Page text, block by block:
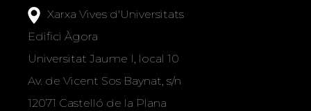
Xarxa Vives d'Universitats
Edifici Àgora
Universitat Jaume I, local 10
Av. de Vicent Sos Baynat, s/n
12071 Castelló de la Plana